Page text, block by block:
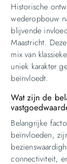
Historische
wederopbouw
blijvende
Maastricht.
mix van
uniek karakter
beïnvloedt.
Wat zijn de
Belangrijke
beïnvloeden,
connectiviteit,